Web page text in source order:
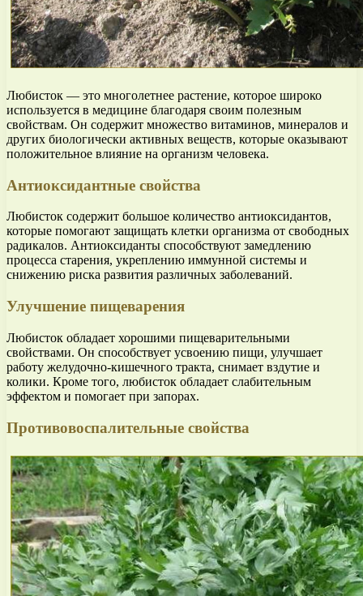
Любисток — это многолетнее растение, которое широко
используется в медицине благодаря своим полезным
свойствам. Он содержит множество витаминов, минералов и
других биологически активных веществ, которые оказывают
положительное влияние на организм человека.
Антиоксидантные свойства
Любисток содержит большое количество антиоксидантов,
которые помогают защищать клетки организма от свободных
радикалов. Антиоксиданты способствуют замедлению
процесса старения, укреплению иммунной системы и
снижению риска развития различных заболеваний.
Улучшение пищеварения
Любисток обладает хорошими пищеварительными
свойствами. Он способствует усвоению пищи, улучшает
работу желудочно-кишечного тракта, снимает вздутие и
колики. Кроме того, любисток обладает слабительным
эффектом и помогает при запорах.
Противовоспалительные свойства